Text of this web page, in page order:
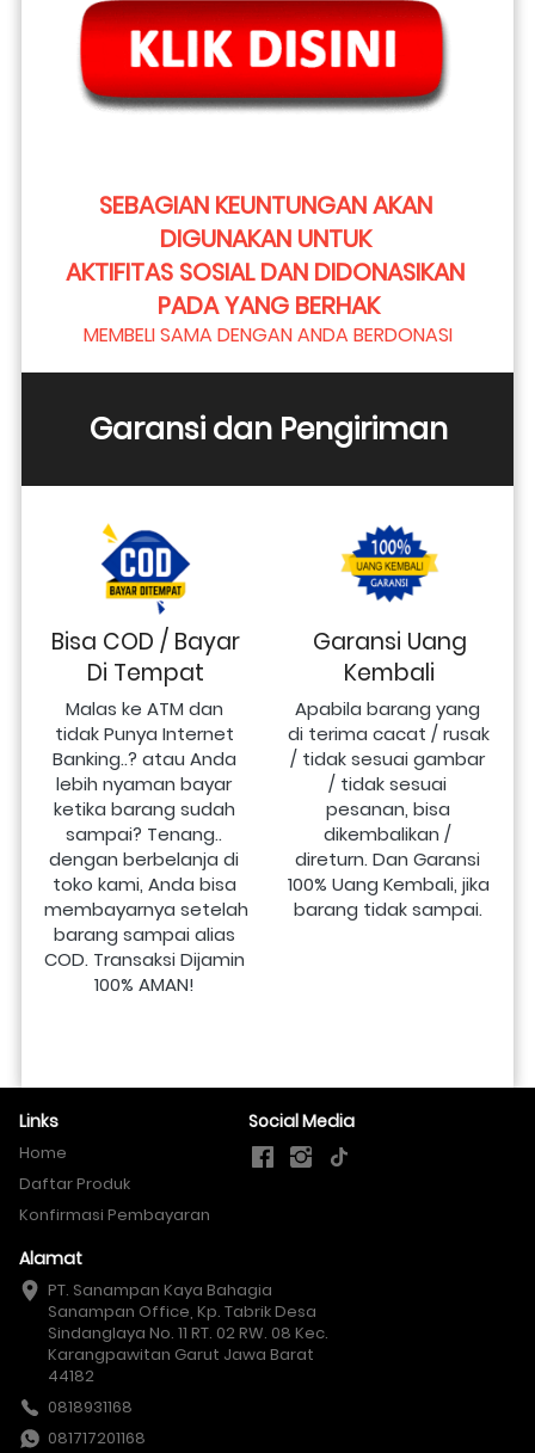
SEBAGIAN KEUNTUNGAN AKAN
DIGUNAKAN UNTUK
AKTIFITAS SOSIAL DAN DIDONASIKAN
PADA YANG BERHAK
MEMBELI SAMA DENGAN ANDA BERDONASI
Garansi dan Pengiriman
Bisa COD / Bayar
Di Tempat
Malas ke ATM dan
tidak Punya Internet
Banking..? atau Anda
lebih nyaman bayar
ketika barang sudah
sampai? Tenang..
dengan berbelanja di
toko kami, Anda bisa
membayarnya setelah
barang sampai alias
COD. Transaksi Dijamin
100% AMAN!
Garansi Uang
Kembali
Apabila barang yang
di terima cacat / rusak
/ tidak sesuai gambar
/ tidak sesuai
pesanan, bisa
dikembalikan /
direturn. Dan Garansi
100% Uang Kembali, jika
barang tidak sampai.
Links
Home
Daftar Produk
Konfirmasi Pembayaran
Social Media
Alamat
PT. Sanampan Kaya Bahagia
Sanampan Office, Kp. Tabrik Desa
Sindanglaya No. 11 RT. 02 RW. 08 Kec.
Karangpawitan Garut Jawa Barat
44182
0818931168
081717201168